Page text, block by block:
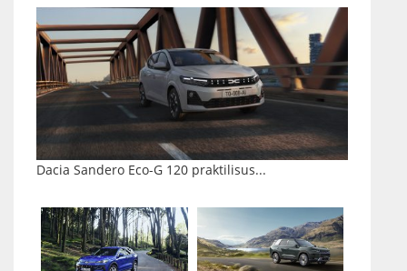
Dacia Sandero Eco-G 120 praktilisus...